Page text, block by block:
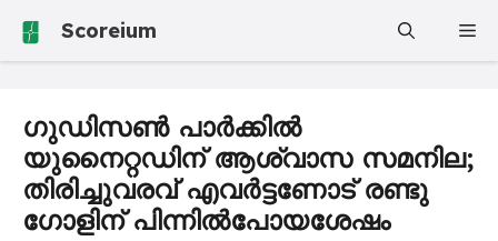
Scoreium
ഗുഡിസൺ പാർക്കിൽ
യുനൈറ്റഡിന് ആശ്വാസ സമനില;
തിരിച്ചുവരവ് എവർട്ടണോട് രണ്ടു
ഗോളിന് പിന്നിൽപോയശേഷം